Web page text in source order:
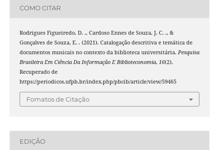
COMO CITAR
Rodrigues Figueiredo, D. ., Cardoso Ennes de Souza, J. C. ., &
Gonçalves de Souza, E. . (2021). Catalogação descritiva e temática de
documentos musicais no contexto da biblioteca universitária. Pesquisa
Brasileira Em Ciência Da Informação E Biblioteconomia, 16(2).
Recuperado de
https://periodicos.ufpb.br/index.php/pbcib/article/view/59465
Fomatos de Citação
EDIÇÃO